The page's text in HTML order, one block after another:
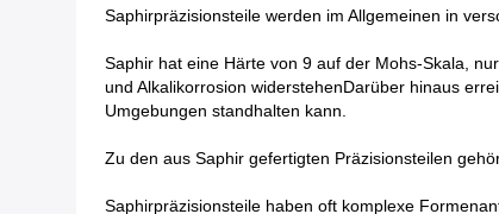
Saphirpräzisionsteile werden im Allgemeinen in
Saphir hat eine Härte von 9 auf der Mohs-Skala,
und Alkalikorrosion widerstehenDarüber hinaus
Umgebungen standhalten kann.
Zu den aus Saphir gefertigten Präzisionsteilen
Saphirpräzisionsteile haben oft komplexe